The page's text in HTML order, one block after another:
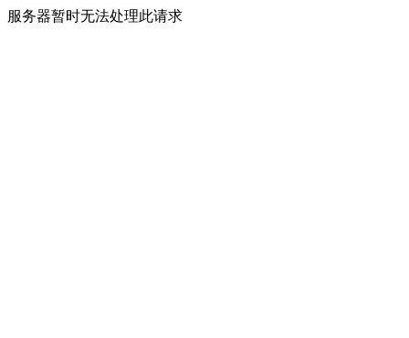
服务器暂时无法处理此请求